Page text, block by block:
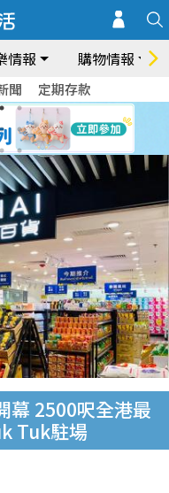
情報 購物情報
聞 定期存款
幕 2500呎全港最
Tuk駐場